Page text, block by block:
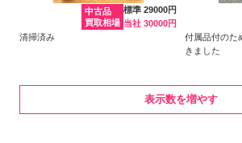
中古品
買取相場
標準 29000円
当社 30000円
清掃済み
付属品付のた
きました
表示数を増やす